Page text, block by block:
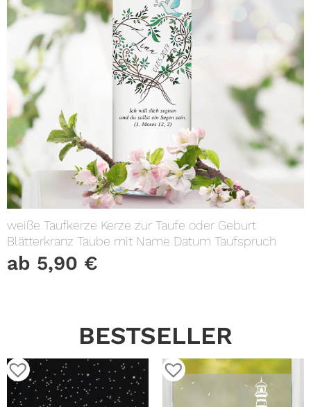
weiße Taufkerze Kerze zur Taufe oder Geburt
Blätterkranz Taube mit Name Datum Taufspruch
ab 5,90 €
BESTSELLER